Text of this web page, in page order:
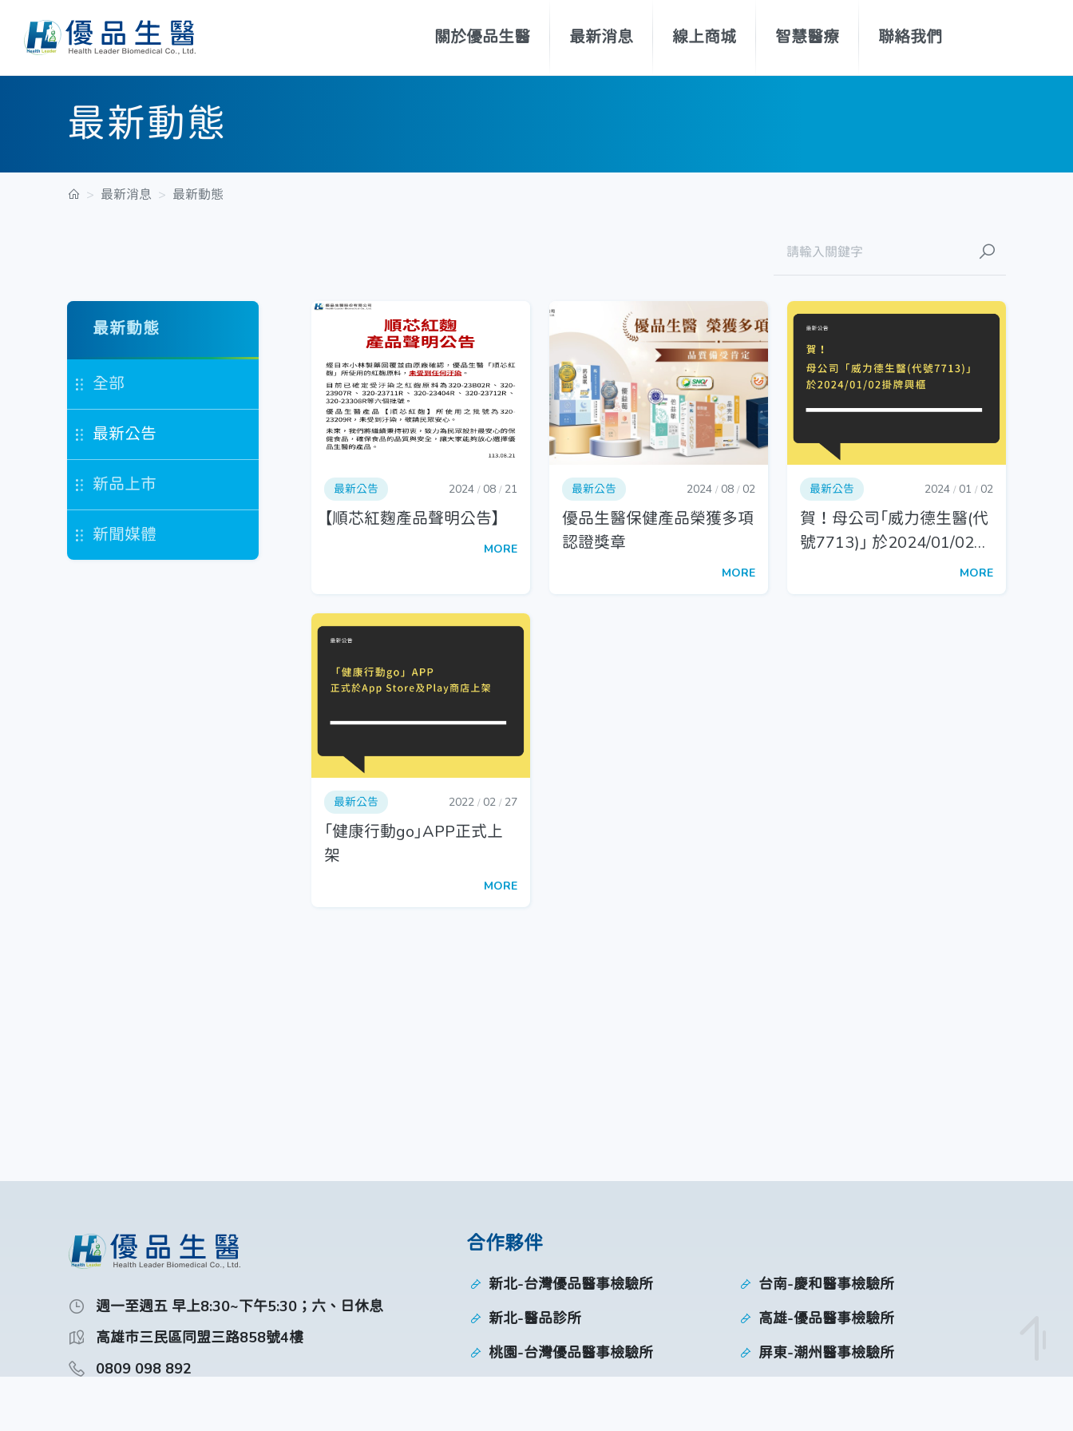
關於優品生醫 最新消息 線上商城 智慧醫療 聯絡我們
最新動態
最新消息 最新動態
最新動態
全部
最新公告
新品上市
新聞媒體
最新公告 2024 / 08 / 21
【順芯紅麴產品聲明公告】
最新公告 2024 / 08 / 02
優品生醫保健產品榮獲多項
認證獎章
最新公告 2024 / 01 / 02
賀！母公司「威力德生醫(代
號7713)」 於2024/01/02掛
最新公告 2022 / 02 / 27
「健康行動go」APP正式上
架
週一至週五 早上8:30~下午5:30；六、日休息
高雄市三民區同盟三路858號4樓
0809 098 892
合作夥伴
新北-台灣優品醫事檢驗所
台南-慶和醫事檢驗所
新北-醫品診所
高雄-優品醫事檢驗所
桃園-台灣優品醫事檢驗所
屏東-潮州醫事檢驗所